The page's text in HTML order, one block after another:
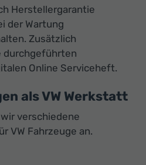
Herstellergarantie
der Wartung
Zusätzlich
durchgeführten
Online Serviceheft.
als VW Werkstatt
verschiedene
VW Fahrzeuge an.